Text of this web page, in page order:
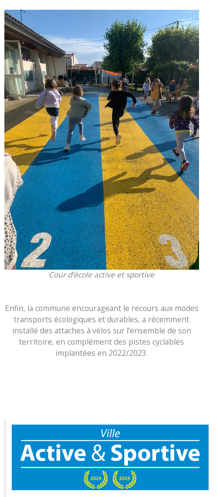
Cour d’école active et sportive
Enfin, la commune encourageant le recours aux modes
transports écologiques et durables, a récemment
installé des attaches à vélos sur l’ensemble de son
territoire, en complément des pistes cyclables
implantées en 2022/2023.